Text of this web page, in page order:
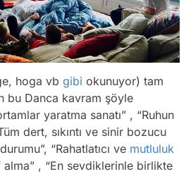
hoga vb gibi okunuyor) tam
bu Danca kavram şöyle
yaratma sanatı” , “Ruhun
dert, sıkıntı ve sinir bozucu
“Rahatlatıcı ve mutluluk
, “En sevdiklerinle birlikte